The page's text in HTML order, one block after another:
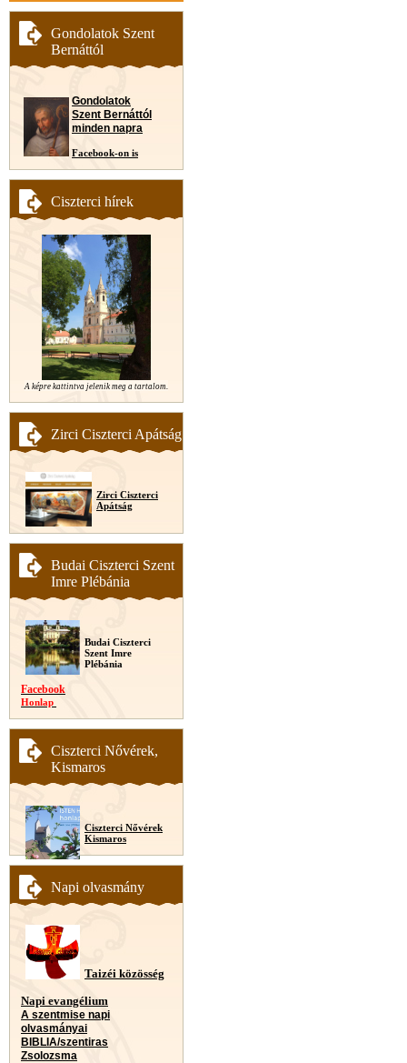
Gondolatok Szent
Bernáttól
Gondolatok
Szent Bernáttól
minden napra
Facebook-on is
Ciszterci hírek
A képre kattintva jelenik meg a tartalom.
Zirci Ciszterci Apátság
Zirci Ciszterci
Apátság
Budai Ciszterci Szent
Imre Plébánia
Budai Ciszterci
Szent Imre
Plébánia
Facebook
Honlap
Ciszterci Nővérek,
Kismaros
Ciszterci Nővérek
Kismaros
Napi olvasmány
Taizéi közösség
Napi evangélium
A szentmise napi
olvasmányai
BIBLIA/szentiras
Zsolozsma